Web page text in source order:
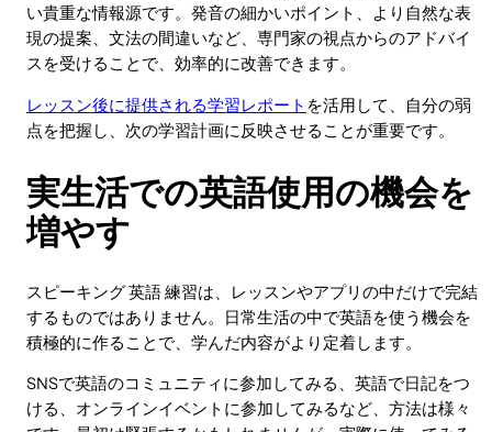
い貴重な情報源です。発音の細かいポイント、より自然な表
現の提案、文法の間違いなど、専門家の視点からのアドバイ
スを受けることで、効率的に改善できます。
レッスン後に提供される学習レポート を活用して、自分の弱
点を把握し、次の学習計画に反映させることが重要です。
実生活での英語使用の機会を
増やす
スピーキング 英語 練習は、レッスンやアプリの中だけで完結
するものではありません。日常生活の中で英語を使う機会を
積極的に作ることで、学んだ内容がより定着します。
SNSで英語のコミュニティに参加してみる、英語で日記をつ
ける、オンラインイベントに参加してみるなど、方法は様々